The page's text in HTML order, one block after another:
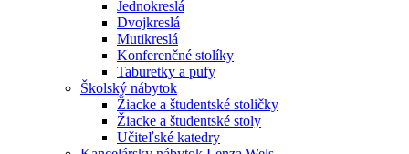
Jednokreslá
Dvojkreslá
Mutikreslá
Konferenčné stolíky
Taburetky a pufy
Školský nábytok
Žiacke a študentské stoličky
Žiacke a študentské stoly
Učiteľské katedry